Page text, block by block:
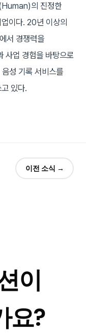
의 진정한
이다. 20년 이상의
서 경쟁력을
사업 경험을 바탕으로
성 기록 서비스를
있다.
이전 소식 →
이
요?